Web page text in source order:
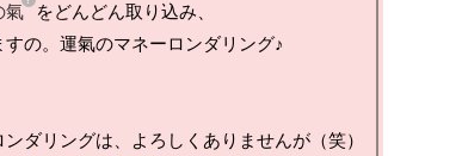
氣
をどんどん取り込み、
の。運氣のマネーロンダリング♪